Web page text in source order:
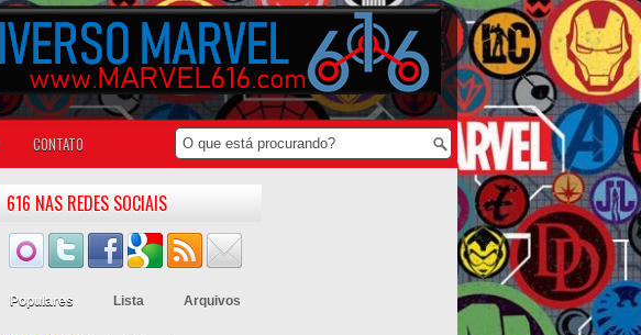
CONTATO
616 NAS REDES SOCIAIS
Populares Lista Arquivos